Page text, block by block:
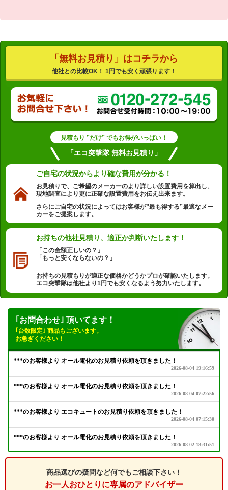
「無料お見積り」はコチラから
他社との比較OK！ 1円でも安く頑張ります！
見積もり ”だけ” でもお得がいっぱい！
「エコ突撃隊 無料お見積り」
ご自宅の状況からより確な費用が分かる！
お見積りで、ご希望のメーカーのより詳しい設置費用を算出し、
現地調査により更に正確な設置費用をお伝え出来ます。
さらにご自宅の状況によってはお客様が”最も得する”最適なメー
カーをご提案します。
お持ちの他社見積り、 適正か判断いたします！
「この金額正しいの？」
「もっと安くならないの？」
お持ちの見積もりが適正な価格かどうかプロが確認いたします。
エコ突撃隊は他社より1円でも安くなるよう努力いたします。
｢お問合わせ｣ 頂いてます！
｢台数限定｣ 商品もございます。
お急ぎください！
商品選びの疑問など何でもご相談下さい！
お一人おひとりに専属のアドバイザー